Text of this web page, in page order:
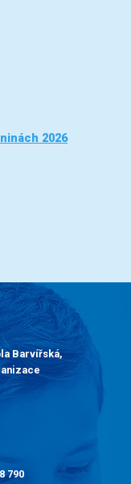
2026
Barvířská,
790